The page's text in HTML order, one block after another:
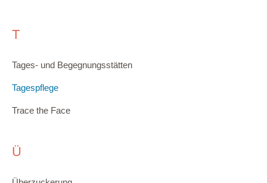
T
Tages- und Begegnungsstätten
Tagespflege
Trace the Face
Ü